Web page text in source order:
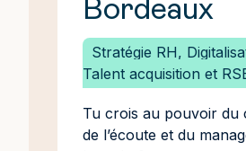
Bordeaux
Stratégie RH,
Talent acquisition et
Tu crois au pouvoir du
de l’écoute et du